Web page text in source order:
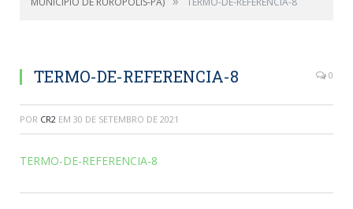
TERMO-DE-REFERENCIA-8 0
POR CR2 EM 30 DE SETEMBRO DE 2021
TERMO-DE-REFERENCIA-8